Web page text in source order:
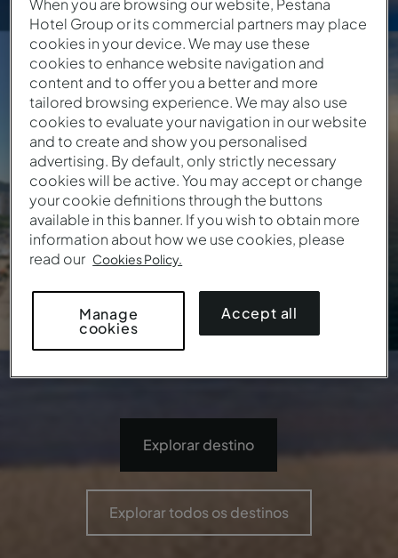
PORTUGAL
Algarve
Desde115€/ Noite
9 Locais • 18 Hotéis
Explorar destino
Explorar todos os destinos
When you are browsing our website, Pestana
Hotel Group or its commercial partners may place
cookies in your device. We may use these
cookies to enhance website navigation and
content and to offer you a better and more
tailored browsing experience. We may also use
cookies to evaluate your navigation in our website
and to create and show you personalised
advertising. By default, only strictly necessary
cookies will be active. You may accept or change
your cookie definitions through the buttons
available in this banner. If you wish to obtain more
information about how we use cookies, please
read our Cookies Policy.
Manage
cookies
Accept all